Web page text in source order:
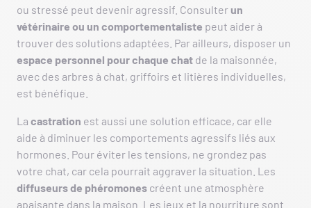
ou stressé peut devenir agressif. Consulter un
vétérinaire ou un comportementaliste peut aider à
trouver des solutions adaptées. Par ailleurs, disposer un
espace personnel pour chaque chat de la maisonnée,
avec des arbres à chat, griffoirs et litières individuelles,
est bénéfique.
La castration est aussi une solution efficace, car elle
aide à diminuer les comportements agressifs liés aux
hormones. Pour éviter les tensions, ne grondez pas
votre chat, car cela pourrait aggraver la situation. Les
diffuseurs de phéromones créent une atmosphère
apaisante dans la maison. Les jeux et la nourriture sont